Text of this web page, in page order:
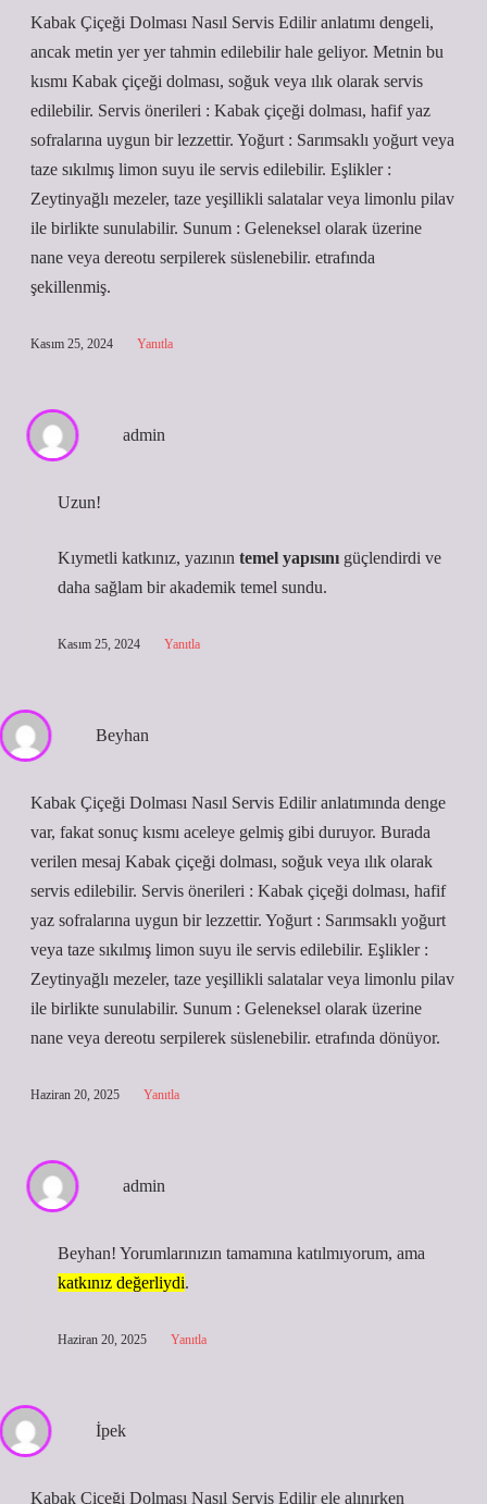
Kabak Çiçeği Dolması Nasıl Servis Edilir anlatımı dengeli,
ancak metin yer yer tahmin edilebilir hale geliyor. Metnin bu
kısmı Kabak çiçeği dolması, soğuk veya ılık olarak servis
edilebilir. Servis önerileri : Kabak çiçeği dolması, hafif yaz
sofralarına uygun bir lezzettir. Yoğurt : Sarımsaklı yoğurt veya
taze sıkılmış limon suyu ile servis edilebilir. Eşlikler :
Zeytinyağlı mezeler, taze yeşillikli salatalar veya limonlu pilav
ile birlikte sunulabilir. Sunum : Geleneksel olarak üzerine
nane veya dereotu serpilerek süslenebilir. etrafında
şekillenmiş.
Kasım 25, 2024 Yanıtla
admin
Uzun!
Kıymetli katkınız, yazının temel yapısını güçlendirdi ve
daha sağlam bir akademik temel sundu.
Kasım 25, 2024 Yanıtla
Beyhan
Kabak Çiçeği Dolması Nasıl Servis Edilir anlatımında denge
var, fakat sonuç kısmı aceleye gelmiş gibi duruyor. Burada
verilen mesaj Kabak çiçeği dolması, soğuk veya ılık olarak
servis edilebilir. Servis önerileri : Kabak çiçeği dolması, hafif
yaz sofralarına uygun bir lezzettir. Yoğurt : Sarımsaklı yoğurt
veya taze sıkılmış limon suyu ile servis edilebilir. Eşlikler :
Zeytinyağlı mezeler, taze yeşillikli salatalar veya limonlu pilav
ile birlikte sunulabilir. Sunum : Geleneksel olarak üzerine
nane veya dereotu serpilerek süslenebilir. etrafında dönüyor.
Haziran 20, 2025 Yanıtla
admin
Beyhan! Yorumlarınızın tamamına katılmıyorum, ama
katkınız değerliydi.
Haziran 20, 2025 Yanıtla
İpek
Kabak Çiçeği Dolması Nasıl Servis Edilir ele alınırken